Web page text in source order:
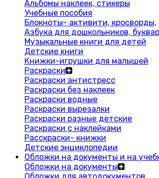
Альбомы наклеек, стикеры
Учебные пособия
Блокноты- активити, кросворды,
Азбука для дошкольников,
Музыкальные книги для детей
Детские книги
Книжки-игрушки для малышей
Раскраски
Раскраски антистресс
Раскраски без наклеек
Раскраски водные
Раскраски вырезалки
Раскраски разные детские
Раскраски с наклейками
Расскраски- книжки
Детские энциклопедии
Обложки на документы и на
Обложки на документы